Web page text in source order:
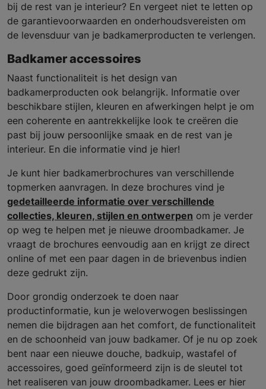
bij de rest van je interieur? En vergeet niet te letten op
de garantievoorwaarden en onderhoudsvereisten om
de levensduur van je badkamerproducten te verlengen.
Badkamer accessoires
Naast functionaliteit is het design van
badkamerproducten ook belangrijk. Informatie over
beschikbare stijlen, kleuren en afwerkingen helpt je om
een coherente en aantrekkelijke look te creëren die
past bij jouw persoonlijke smaak en de rest van je
interieur. En die informatie vind je hier!
Je kunt hier badkamerbrochures van verschillende
topmerken aanvragen. In deze brochures vind je
gedetailleerde informatie over verschillende
collecties, kleuren, stijlen en ontwerpen om je verder
op weg te helpen met je nieuwe droombadkamer. Je
vraagt de brochures eenvoudig aan en krijgt ze direct
online of met een paar dagen in de brievenbus indien
deze gedrukt zijn.
Door grondig onderzoek te doen naar
productinformatie, kun je weloverwogen beslissingen
nemen die bijdragen aan het comfort, de functionaliteit
en de schoonheid van jouw badkamer. Of je nu op zoek
bent naar een nieuwe douche, badkuip, wastafel of
accessoires, goed geïnformeerd zijn is de sleutel tot
het realiseren van jouw droombadkamer. Lees er hier